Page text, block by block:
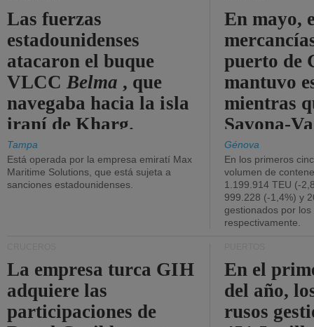
Las fuerzas
estadounidenses
atacaron el buque
VLCCBelma , que
navegaba hacia la isla
iraní de Kharg.
Tampa
Está operada por la empresa emiratí Max
Maritime Solutions, que está sujeta a
sanciones estadounidenses.
En mayo,
puerto de
mantuvo
mientras
Savona-
Génova
En los primeros
volumen de
1.199.914 TEU (-
999.228 (-1,4%) y
gestionados por
respectivamente.
La empresa turca GIH
adquiere las
participaciones de
En el
del año,
rusos